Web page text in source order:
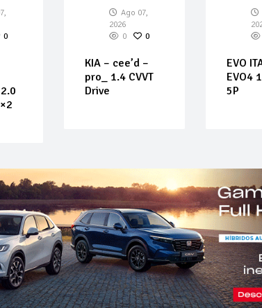
0
Ago 07,
2026
0
0
KIA – cee’d –
pro_ 1.4 CVVT
Drive
EVO
EVO4
5P